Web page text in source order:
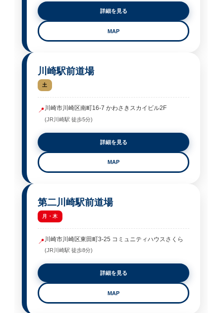
詳細を見る
MAP
川崎駅前道場
土
📍川崎市川崎区南町16-7 かわさきスカイビル2F
(JR川崎駅 徒歩5分)
詳細を見る
MAP
第二川崎駅前道場
月・木
📍川崎市川崎区東田町3-25 コミュニティハウスさくら
(JR川崎駅 徒歩8分)
詳細を見る
MAP